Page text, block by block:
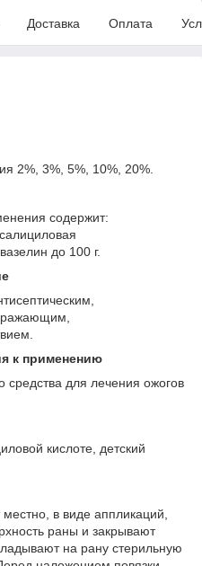
Доставка Оплата
2%, 3%, 5%, 10%, 20%.
содержит:
вазелин до 100 г.
к применению
средства для лечения ожогов
кислоте, детский
в виде аппликаций,
раны и закрывают
на рану стерильную